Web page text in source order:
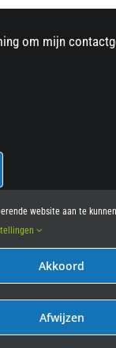
om mijn
Bike • All Rights
website aan te
Akkoord
Afwijzen